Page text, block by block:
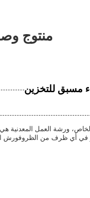
منتوج
مسبق للتخزين
ورشة العمل المعدنية
أي ظرف من الظروفورش